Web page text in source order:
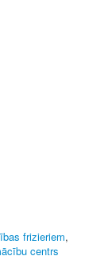
frizieriem,
centrs